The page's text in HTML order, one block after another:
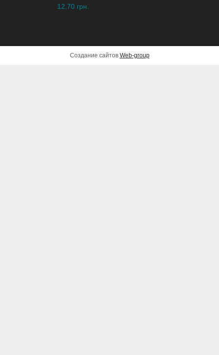
12.70 грн.
Создание сайтов Web-group